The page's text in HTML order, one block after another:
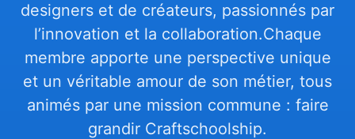
designers et de créateurs, passionnés par
l’innovation et la collaboration.Chaque
membre apporte une perspective unique
et un véritable amour de son métier, tous
animés par une mission commune : faire
grandir Craftschoolship.